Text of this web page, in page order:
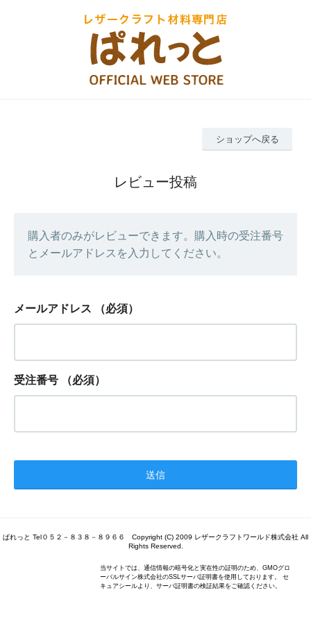
ショップへ戻る
レビュー投稿
購入者のみがレビューできます。購入時の受注番号
とメールアドレスを入力してください。
メールアドレス （必須）
受注番号 （必須）
ぱれっと Tel０５２－８３８－８９６６ Copyright (C) 2009 レザークラフトワールド株式会社 All
Rights Reserved.
当サイトでは、通信情報の暗号化と実在性の証明のため、GMOグロ
ーバルサイン株式会社のSSLサーバ証明書を使用しております。 セ
キュアシールより、サーバ証明書の検証結果をご確認ください。